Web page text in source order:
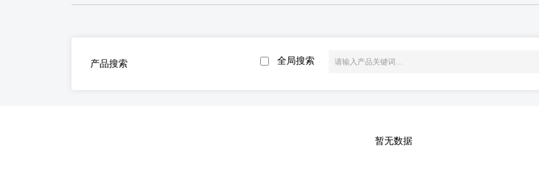
产品搜索 全局搜索
暂无数据